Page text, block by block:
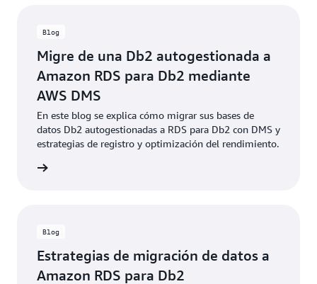
Blog
Migre de una Db2 autogestionada a
Amazon RDS para Db2 mediante
AWS DMS
En este blog se explica cómo migrar sus bases de
datos Db2 autogestionadas a RDS para Db2 con DMS y
estrategias de registro y optimización del rendimiento.
Blog
Estrategias de migración de datos a
Amazon RDS para Db2